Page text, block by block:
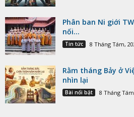
Phân ban Ni giới
nối...
Tin tức 8 Tháng Tám,
Rằm tháng Bảy ở
nhìn lại
Bài nổi bật 8 Tháng